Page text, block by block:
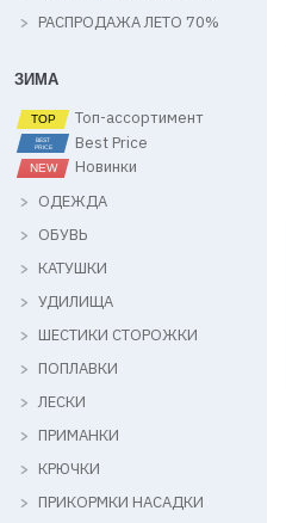
РАСПРОДАЖА ЛЕТО 70%
ЗИМА
Топ-ассортимент
Best Price
Новинки
ОДЕЖДА
ОБУВЬ
КАТУШКИ
УДИЛИЩА
ШЕСТИКИ СТОРОЖКИ
ПОПЛАВКИ
ЛЕСКИ
ПРИМАНКИ
КРЮЧКИ
ПРИКОРМКИ НАСАДКИ